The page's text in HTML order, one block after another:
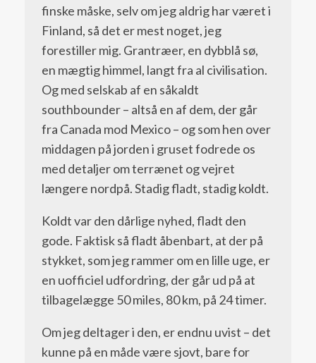
finske måske, selv om jeg aldrig har været i
Finland, så det er mest noget, jeg
forestiller mig. Grantræer, en dybblå sø,
en mægtig himmel, langt fra al civilisation.
Og med selskab af en såkaldt
southbounder – altså en af dem, der går
fra Canada mod Mexico – og som hen over
middagen på jorden i gruset fodrede os
med detaljer om terrænet og vejret
længere nordpå. Stadig fladt, stadig koldt.
Koldt var den dårlige nyhed, fladt den
gode. Faktisk så fladt åbenbart, at der på
stykket, som jeg rammer om en lille uge, er
en uofficiel udfordring, der går ud på at
tilbagelægge 50 miles, 80 km, på 24 timer.
Om jeg deltager i den, er endnu uvist – det
kunne på en måde være sjovt, bare for